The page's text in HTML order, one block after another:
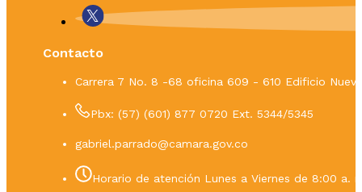
Contacto
Carrera 7 No. 8 -68 oficina 609 - 610 Edificio
Pbx: (57) (601) 877 0720 Ext. 5344/5345
gabriel.parrado@camara.gov.co
Horario de atención Lunes a Viernes de 8:00 a.